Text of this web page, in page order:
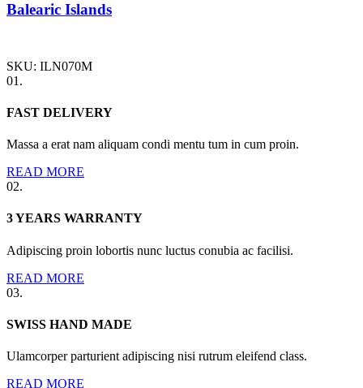
Balearic Islands
SKU: ILN070M
01.
FAST DELIVERY
Massa a erat nam aliquam condi mentu tum in cum proin.
READ MORE
02.
3 YEARS WARRANTY
Adipiscing proin lobortis nunc luctus conubia ac facilisi.
READ MORE
03.
SWISS HAND MADE
Ulamcorper parturient adipiscing nisi rutrum eleifend class.
READ MORE